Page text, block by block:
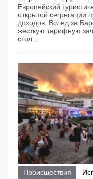
Европейский
открытой сегрегации
доходов. Вслед за
жесткую тарифную
стол...
Происшествия